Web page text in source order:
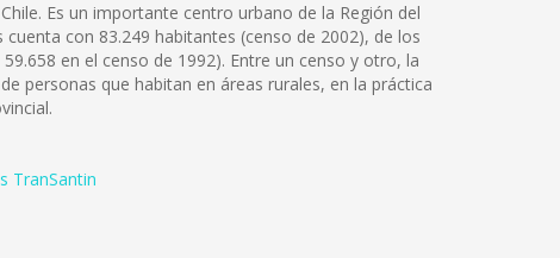
Es un importante centro urbano de la Región del
con 83.249 habitantes (censo de 2002), de los
en el censo de 1992). Entre un censo y otro, la
personas que habitan en áreas rurales, en la práctica
TranSantin